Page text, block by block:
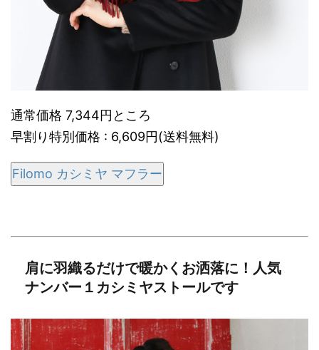
通常価格 7,344円ところ
早割り特別価格 : 6,609円(送料無料)
Filomo カシミヤ マフラー
肩に羽織るだけで暖かくお洒落に！人気
ナンバー１カシミヤストールです